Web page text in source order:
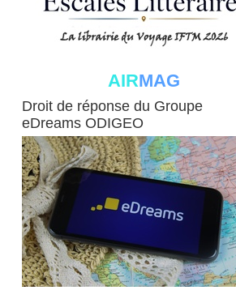
AIRMAG
Droit de réponse du Groupe
eDreams ODIGEO